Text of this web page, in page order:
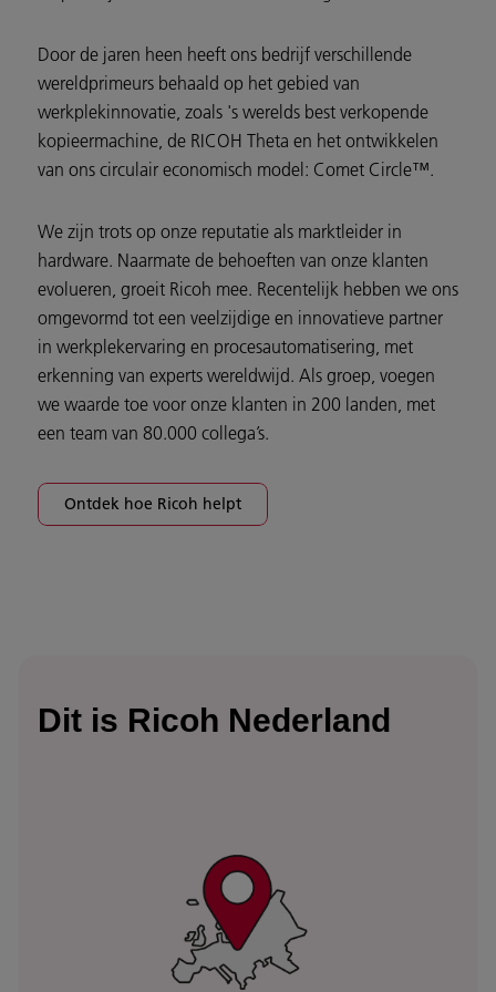
Door de jaren heen heeft ons bedrijf verschillende
wereldprimeurs behaald op het gebied van
werkplekinnovatie, zoals 's werelds best verkopende
kopieermachine, de RICOH Theta en het ontwikkelen
van ons circulair economisch model: Comet Circle™.
We zijn trots op onze reputatie als marktleider in
hardware. Naarmate de behoeften van onze klanten
evolueren, groeit Ricoh mee. Recentelijk hebben we ons
omgevormd tot een veelzijdige en innovatieve partner
in werkplekervaring en procesautomatisering, met
erkenning van experts wereldwijd. Als groep, voegen
we waarde toe voor onze klanten in 200 landen, met
een team van 80.000 collega’s.
Ontdek hoe Ricoh helpt
Dit is Ricoh Nederland